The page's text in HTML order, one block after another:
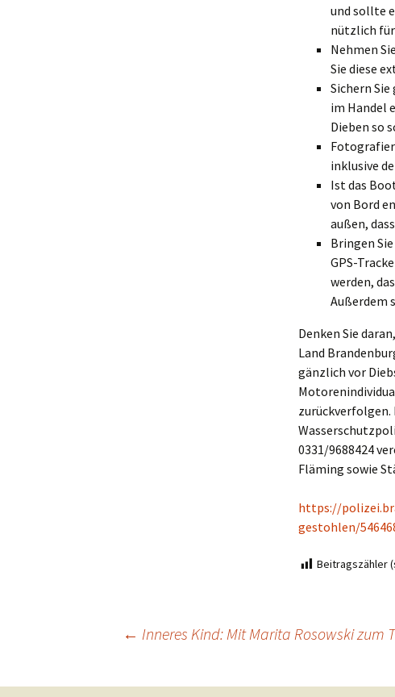
und sollte
nützlich
Nehmen
Sie diese
Sichern
im Handel
Dieben so
inklusive
Ist das
von Bord
außen,
Bringen
GPS-
werden,
Außerdem
Denken Sie
Land
gänzlich vor
zurückverfolgen.
0331/9688424
Fläming sowie
https://
gestohlen/
Beitragszähler
Beitragsnavigation
← Inneres Kind: Mit Marita Rosowski zum